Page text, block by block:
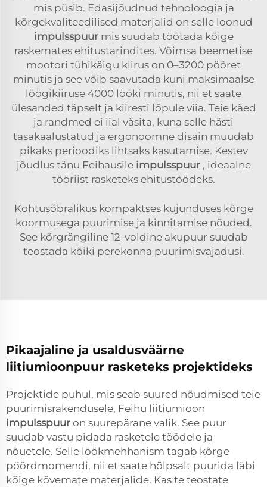
mis püsib. Edasijõudnud tehnoloogia ja
kõrgekvaliteedilised materjalid on selle loonud
impulsspuur mis suudab töötada kõige
raskemates ehitustarindites. Võimsa beemetise
mootori tühikäigu kiirus on 0–3200 pööret
minutis ja see võib saavutada kuni maksimaalse
löögikiiruse 4000 lööki minutis, nii et saate
ülesanded täpselt ja kiiresti lõpule viia. Teie käed
ja randmed ei iial väsita, kuna selle hästi
tasakaalustatud ja ergonoomne disain muudab
pikaks perioodiks lihtsaks kasutamise. Kestev
jõudlus tänu Feihausile impulsspuur , ideaalne
tööriist rasketeks ehitustöödeks.
Kohtusõbralikus kompaktses kujunduses kõrge
koormusega puurimise ja kinnitamise nõuded.
See kõrgrängiline 12-voldine akupuur suudab
teostada kõiki perekonna puurimisvajadusi.
Pikaajaline ja usaldusväärne
liitiumioonpuur rasketeks projektideks
Projektide puhul, mis seab suured nõudmised teie
puurimisrakendusele, Feihu liitiumioon
impulsspuur on suurepärane valik. See puur
suudab vastu pidada rasketele töödele ja
nõuetele. Selle löökmehhanism tagab kõrge
pöördmomendi, nii et saate hõlpsalt puurida läbi
kõige kõvemate materjalide. Kas te teostate